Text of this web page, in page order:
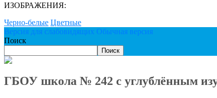
ИЗОБРАЖЕНИЯ:
Черно-белые Цветные
Версия для слабовидящих Обычная версия
Поиск
Поиск
ГБОУ школа № 242 с углублённым